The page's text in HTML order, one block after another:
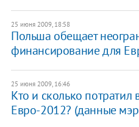
25 июня 2009, 18:58
Польша обещает
финансирование для
25 июня 2009, 16:46
Кто и сколько потратил
Евро-2012? (данные